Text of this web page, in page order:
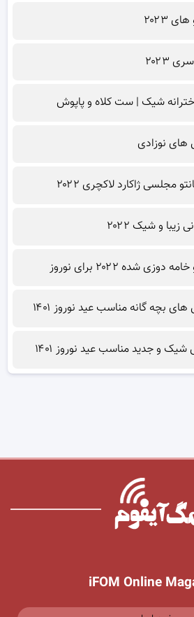
۲۰۲۳
شیک | ست کلاه و پاپوش
های نوزادی
مجلسی ژاکارد لاکچری ۲۰۲۲
شده ۲۰۲۲ برای نوروز
بچه گانه مناسب عید نوروز ۱۴۰۱
iFOM Online